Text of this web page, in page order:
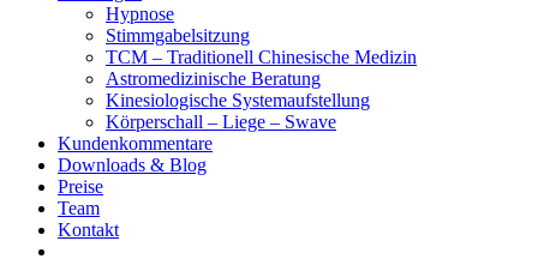
Hypnose
Stimmgabelsitzung
TCM – Traditionell Chinesische Medizin
Astromedizinische Beratung
Kinesiologische Systemaufstellung
Körperschall – Liege – Swave
Kundenkommentare
Downloads & Blog
Preise
Team
Kontakt